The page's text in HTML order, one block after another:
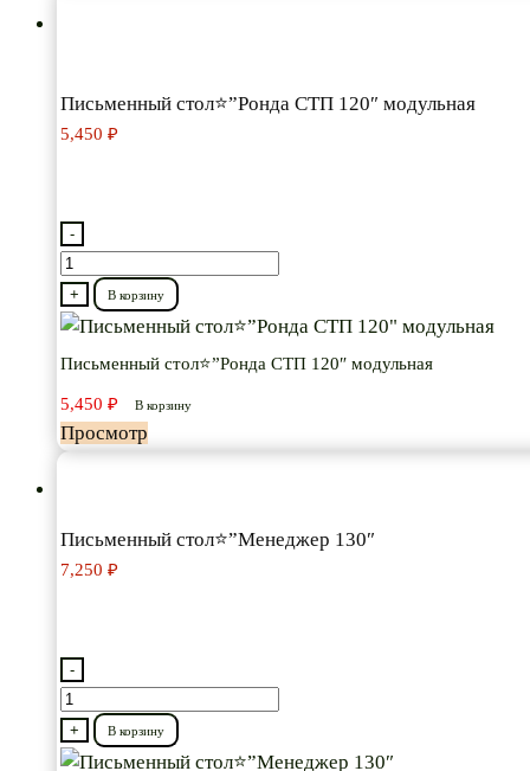
Письменный стол⭐”Ронда СТП 120″ модульная
5,450 ₽
-
Количество
товара
Письменный
120"
модульная
+ В корзину
Письменный стол⭐”Ронда СТП 120″ модульная
5,450 ₽ В корзину
Просмотр
Письменный стол⭐”Менеджер 130″
7,250 ₽
-
Количество
товара
Письменный
+ В корзину